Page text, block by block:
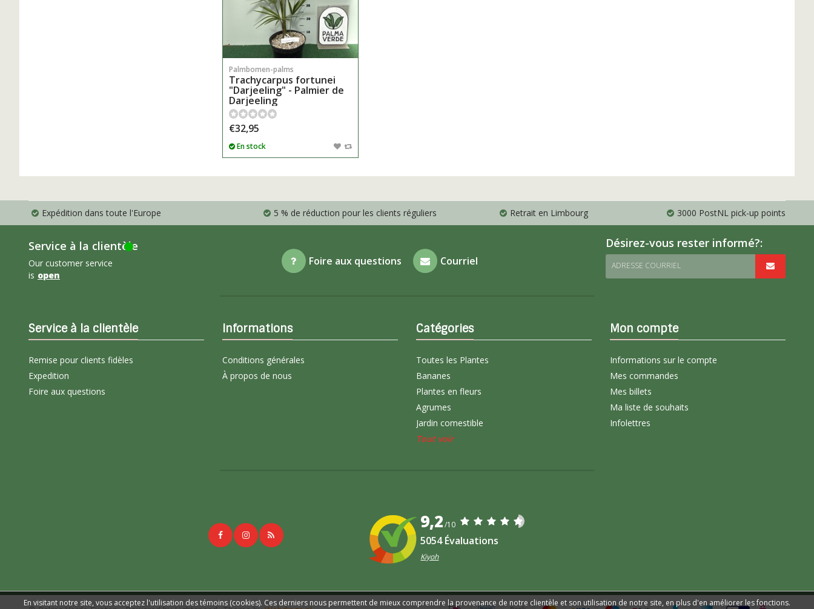
Palmbomen-palms
Trachycarpus fortunei
"Darjeeling" - Palmier de
Darjeeling
€32,95
En stock
Expédition dans toute l'Europe 5 % de réduction pour les clients réguliers Retrait en Limbourg 3000 PostNL pick-up points
Service à la clientèle
Our customer service
is open
Foire aux questions Courriel
Désirez-vous rester informé?:
ADRESSE COURRIEL
Service à la clientèle
Remise pour clients fidèles
Expedition
Foire aux questions
Informations
Conditions générales
À propos de nous
Catégories
Toutes les Plantes
Bananes
Plantes en fleurs
Agrumes
Jardin comestible
Tout voir
Mon compte
Informations sur le compte
Mes commandes
Mes billets
Ma liste de souhaits
Infolettres
9,2 /10
5054 Évaluations
Kiyoh
En visitant notre site, vous acceptez l'utilisation des témoins (cookies). Ces derniers nous permettent de mieux comprendre la provenance de notre clientèle et son utilisation de notre site, en plus d'en améliorer les fonctions.